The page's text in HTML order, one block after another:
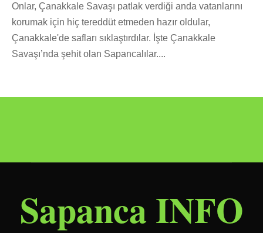
Onlar, Çanakkale Savaşı patlak verdiği anda vatanlarını
korumak için hiç tereddüt etmeden hazır oldular,
Çanakkale'de safları sıklaştırdılar. İşte Çanakkale
Savaşı’nda şehit olan Sapancalılar....
Sapanca INFO